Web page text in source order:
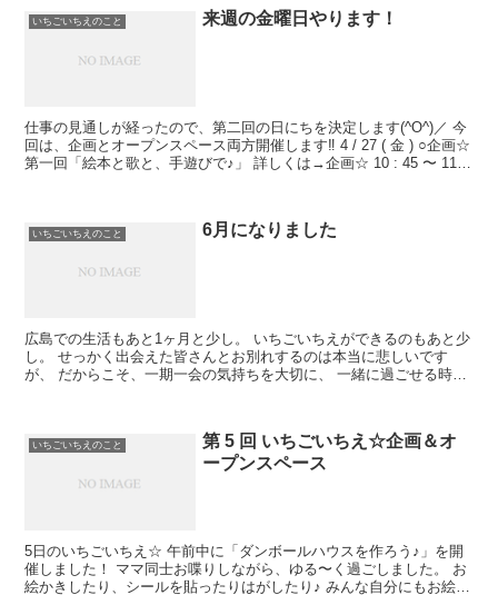
いちごいちえのこと 来週の金曜日やります！
仕事の見通しが経ったので、第二回の日にちを決定します(^O^)／ 今
回は、企画とオープンスペース両方開催します‼ 4 / 27 ( 金 ) ○企画☆
第一回「絵本と歌と、手遊びで♪」 詳しくは→企画☆ 10 : 45 〜 11
いちごいちえのこと 6月になりました
広島での生活もあと1ヶ月と少し。 いちごいちえができるのもあと少
し。 せっかく出会えた皆さんとお別れするのは本当に悲しいです
が、 だからこそ、一期一会の気持ちを大切に、 一緒に過ごせる時間
いちごいちえのこと
第 5 回 いちごいちえ☆企画＆オ
ープンスペース
5日のいちごいちえ☆ 午前中に「ダンボールハウスを作ろう♪」を開
催しました！ ママ同士お喋りしながら、ゆる〜く過ごしました。 お
絵かきしたり、シールを貼ったりはがしたり♪ みんな自分にもお絵か